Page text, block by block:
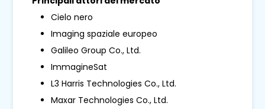
Cielo nero
Imaging spaziale europeo
Galileo Group Co., Ltd.
ImmagineSat
L3 Harris Technologies Co., Ltd.
Maxar Technologies Co., Ltd.